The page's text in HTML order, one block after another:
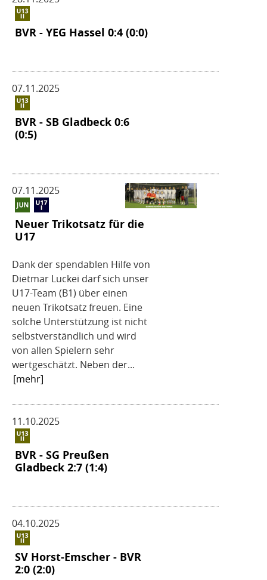
BVR - YEG Hassel 0:4 (0:0)
07.11.2025
BVR - SB Gladbeck 0:6
(0:5)
07.11.2025
Neuer Trikotsatz für die
U17
Dank der spendablen Hilfe von
Dietmar Luckei darf sich unser
U17-Team (B1) über einen
neuen Trikotsatz freuen. Eine
solche Unterstützung ist nicht
selbstverständlich und wird
von allen Spielern sehr
wertgeschätzt. Neben der...
[mehr]
11.10.2025
BVR - SG Preußen
Gladbeck 2:7 (1:4)
04.10.2025
SV Horst-Emscher - BVR
2:0 (2:0)